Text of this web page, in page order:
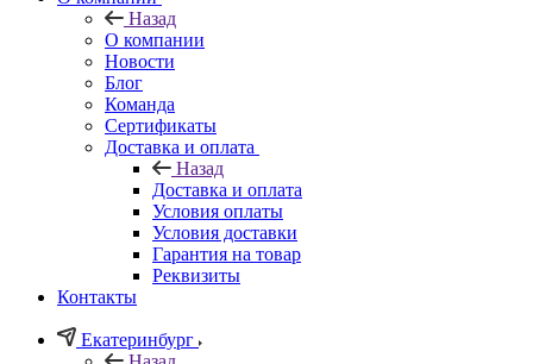
Назад
О компании
Новости
Блог
Команда
Сертификаты
Доставка и оплата
Назад
Доставка и оплата
Условия оплаты
Условия доставки
Гарантия на товар
Реквизиты
Контакты
Екатеринбург